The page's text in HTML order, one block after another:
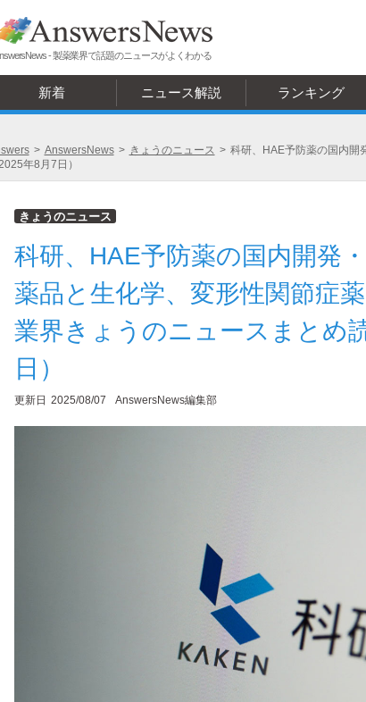
- 製薬業界で話題のニュースがよくわかる
新着 ニュース解説 ランキング
> AnswersNews > きょうのニュース > 科研、HAE予防薬の国内開
2025年8月7日）
きょうのニュース
科研、HAE予防薬の国内開発
薬品と生化学、変形性関節症
業界きょうのニュースまとめ
日）
更新日 2025/08/07 AnswersNews編集部